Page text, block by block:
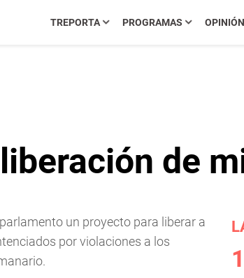
TREPORTA PROGRAMAS OPINIÓN
de
un proyecto para liberar a
por violaciones a los